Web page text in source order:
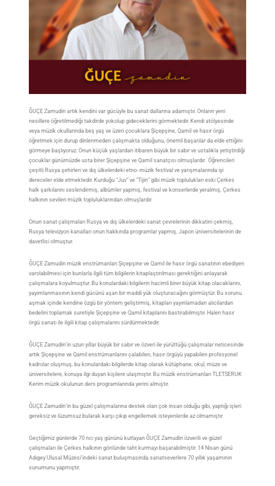
ĞUÇE Zamudin artık kendini var gücüyle bu sanat dallarına adamıştır. Onların yeni
nesillere öğretilmediği takdirde yokolup gideceklerini görmektedir. Kendi atölyesinde
veya müzik okullarında beş yaş ve üzeri çocuklara Şiçepşine, Qamil ve hasır örgü
öğretmek için durup dinlenmeden çalışmakta olduğunu, önemli başarılar da elde ettiğini
görmeye başlıyoruz. Onun küçük yaşlardan itibaren büyük bir sabır ve ustalıkla yetiştirdiği
çocuklar günümüzde usta birer Şiçepşine ve Qamil sanatçısı olmuşlardır. Öğrencileri
çeşitli Rusya şehirleri ve dış ülkelerdeki etno- müzik festival ve yarışmalarında iyi
dereceler elde etmektedir. Kurduğu “Juv” ve “Tijin” gibi müzik toplulukları eski Çerkes
halk şarkılarını seslendirmiş, albümler yapmış, festival ve konserlerde yeralmış, Çerkes
halkının sevilen müzik topluluklarından olmuşlardır.
Onun sanat çalışmaları Rusya ve dış ülkelerdeki sanat çevrelerinin dikkatini çekmiş,
Rusya televizyon kanalları onun hakkında programlar yapmış, Japon üniversitelerinin de
davetlisi olmuştur.
ĞUÇE Zamudin müzik enstrümanları Şiçepşine ve Qamil ile hasır örgü sanatının ebediyen
varolabilmesi için bunlarla ilgili tüm bilgilerin kitaplaştırılması gerektiğini anlayarak
çalışmalara koyulmuştur. Bu konulardaki bilgilerin hacimli birer büyük kitap olacaklarını,
yayımlanmasının kendi gücünü aşan bir maddi yük oluşturacağını görmüştür. Bu sorunu
aşmak içinde kendine özgü bir yöntem geliştirmiş, kitapları yayınlamadan alıcılardan
bedelini toplamak suretiyle Şiçepşine ve Qamil kitaplarını bastırabilmiştır. Halen hasır
örgü sanatı ile ilgili kitap çalışmalarını sürdürmektedir.
ĞUÇE Zamudin’in uzun yıllar büyük bir sabır ve özveri ile yürüttüğü çalışmalar neticesinde
artık Şiçepşine ve Qamil enstrümanlarını çalabilen, hasır örgüyü yapabilen profesyonel
kadrolar oluşmuş, bu konulardaki bilgilerde kitap olarak kütüphane, okul, müze ve
üniversitelere, konuya ilgi duyan kişilere ulaşmıştır. Bu müzik enstrümanları TLETSERUK
Kerim müzik okulunun ders programlarında yerini almıştır.
ĞUÇE Zamudin’in bu güzel çalışmalarına destek olan çok insan olduğu gibi, yaptığı işleri
gereksiz ve lüzumsuz bularak karşı çıkıp engellemek isteyenlerde az olmamıştır
Geçtiğimiz günlerde 70 nci yaş gününü kutlayan ĞUÇE Zamudin özverili ve güzel
çalışmaları ile Çerkes halkının gönlünde taht kurmayı başarabilmiştir. 14 Nisan günü
Adıgey Ulusal Müzesi’indeki sanat buluşmasında sanatseverlere 70 yıllık yaşamının
sunumunu yapmıştır.